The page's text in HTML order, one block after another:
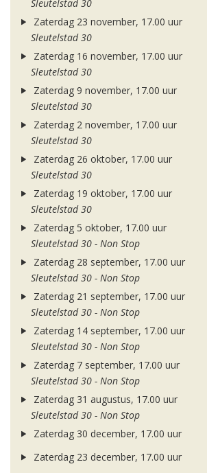
Sleutelstad 30
Zaterdag 23 november, 17.00 uur
Sleutelstad 30
Zaterdag 16 november, 17.00 uur
Sleutelstad 30
Zaterdag 9 november, 17.00 uur
Sleutelstad 30
Zaterdag 2 november, 17.00 uur
Sleutelstad 30
Zaterdag 26 oktober, 17.00 uur
Sleutelstad 30
Zaterdag 19 oktober, 17.00 uur
Sleutelstad 30
Zaterdag 5 oktober, 17.00 uur
Sleutelstad 30 - Non Stop
Zaterdag 28 september, 17.00 uur
Sleutelstad 30 - Non Stop
Zaterdag 21 september, 17.00 uur
Sleutelstad 30 - Non Stop
Zaterdag 14 september, 17.00 uur
Sleutelstad 30 - Non Stop
Zaterdag 7 september, 17.00 uur
Sleutelstad 30 - Non Stop
Zaterdag 31 augustus, 17.00 uur
Sleutelstad 30 - Non Stop
Zaterdag 30 december, 17.00 uur
Zaterdag 23 december, 17.00 uur